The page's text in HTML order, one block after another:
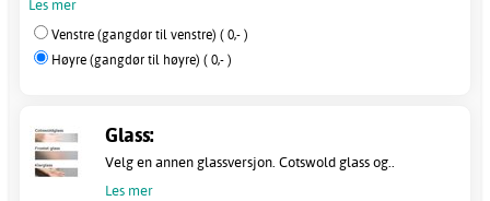
Les mer
Venstre (gangdør til venstre) ( 0,- )
Høyre (gangdør til høyre) ( 0,- )
Glass:
Velg en annen glassversjon. Cotswold glass og..
Les mer